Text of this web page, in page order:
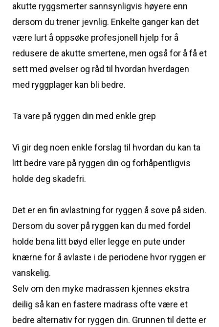
akutte ryggsmerter sannsynligvis høyere enn
dersom du trener jevnlig. Enkelte ganger kan det
være lurt å oppsøke profesjonell hjelp for å
redusere de akutte smertene, men også for å få et
sett med øvelser og råd til hvordan hverdagen
med ryggplager kan bli bedre.
Ta vare på ryggen din med enkle grep
Vi gir deg noen enkle forslag til hvordan du kan ta
litt bedre vare på ryggen din og forhåpentligvis
holde deg skadefri.
Det er en fin avlastning for ryggen å sove på siden.
Dersom du sover på ryggen kan du med fordel
holde bena litt bøyd eller legge en pute under
knærne for å avlaste i de periodene hvor ryggen er
vanskelig.
Selv om den myke madrassen kjennes ekstra
deilig så kan en fastere madrass ofte være et
bedre alternativ for ryggen din. Grunnen til dette er